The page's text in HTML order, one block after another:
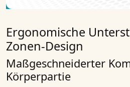
Ergonomische
Zonen-Design
Maßgeschneiderter
Körperpartie